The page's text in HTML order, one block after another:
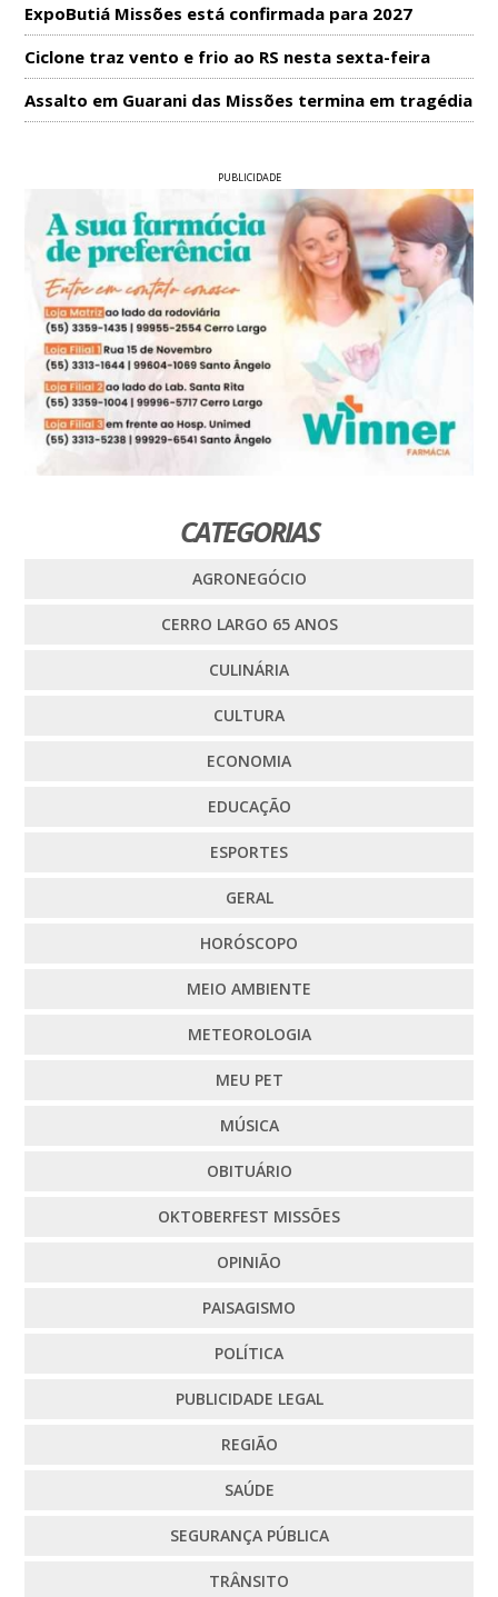
ExpoButiá Missões está confirmada para 2027
Ciclone traz vento e frio ao RS nesta sexta-feira
Assalto em Guarani das Missões termina em tragédia
PUBLICIDADE
CATEGORIAS
AGRONEGÓCIO
CERRO LARGO 65 ANOS
CULINÁRIA
CULTURA
ECONOMIA
EDUCAÇÃO
ESPORTES
GERAL
HORÓSCOPO
MEIO AMBIENTE
METEOROLOGIA
MEU PET
MÚSICA
OBITUÁRIO
OKTOBERFEST MISSÕES
OPINIÃO
PAISAGISMO
POLÍTICA
PUBLICIDADE LEGAL
REGIÃO
SAÚDE
SEGURANÇA PÚBLICA
TRÂNSITO